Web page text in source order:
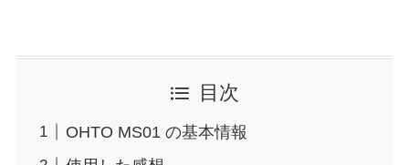
目次
OHTO MS01 の基本情報